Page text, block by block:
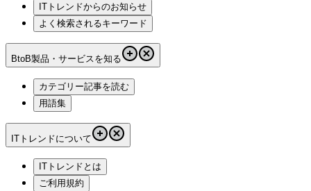
ITトレンドからのお知らせ
よく検索されるキーワード
BtoB製品・サービスを知る
カテゴリー記事を読む
用語集
ITトレンドについて
ITトレンドとは
ご利用規約